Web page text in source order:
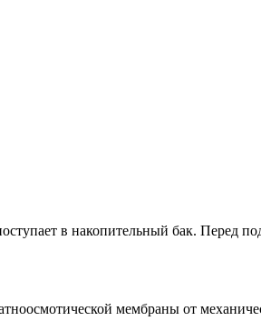
в накопительный бак. Перед
мембраны от